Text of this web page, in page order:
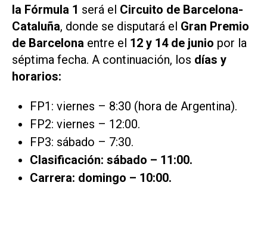
la Fórmula 1 será el Circuito de Barcelona-
Cataluña, donde se disputará el Gran Premio
de Barcelona entre el 12 y 14 de junio por la
séptima fecha. A continuación, los días y
horarios:
FP1: viernes – 8:30 (hora de Argentina).
FP2: viernes – 12:00.
FP3: sábado – 7:30.
Clasificación: sábado – 11:00.
Carrera: domingo – 10:00.